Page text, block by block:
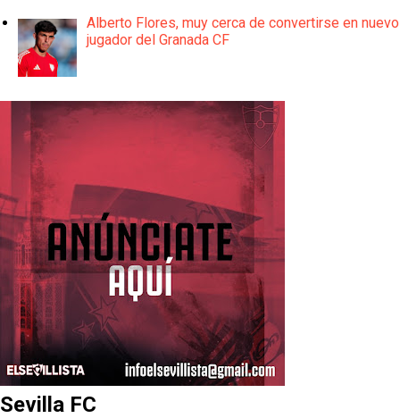
Alberto Flores, muy cerca de convertirse en nuevo
jugador del Granada CF
Sevilla FC